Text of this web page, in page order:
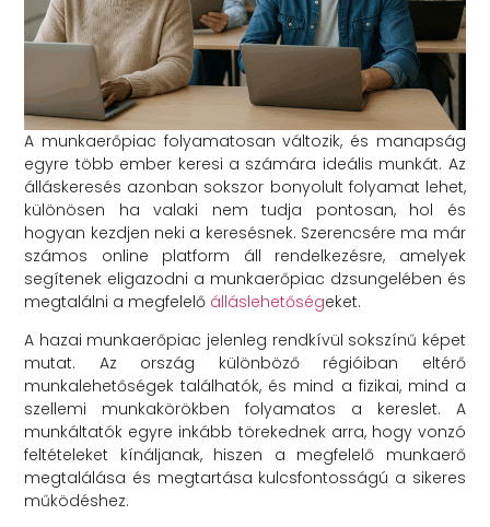
A munkaerőpiac folyamatosan változik, és manapság
egyre több ember keresi a számára ideális munkát. Az
álláskeresés azonban sokszor bonyolult folyamat lehet,
különösen ha valaki nem tudja pontosan, hol és
hogyan kezdjen neki a keresésnek. Szerencsére ma már
számos online platform áll rendelkezésre, amelyek
segítenek eligazodni a munkaerőpiac dzsungelében és
megtalálni a megfelelő álláslehetőségeket.
A hazai munkaerőpiac jelenleg rendkívül sokszínű képet
mutat. Az ország különböző régióiban eltérő
munkalehetőségek találhatók, és mind a fizikai, mind a
szellemi munkakörökben folyamatos a kereslet. A
munkáltatók egyre inkább törekednek arra, hogy vonzó
feltételeket kínáljanak, hiszen a megfelelő munkaerő
megtalálása és megtartása kulcsfontosságú a sikeres
működéshez.